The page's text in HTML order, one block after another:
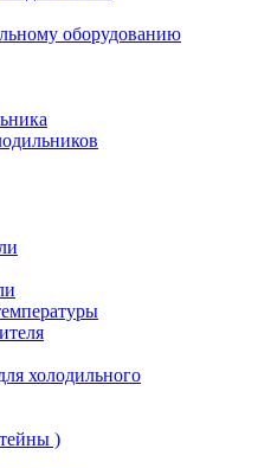
оборудованию
холодильного
)